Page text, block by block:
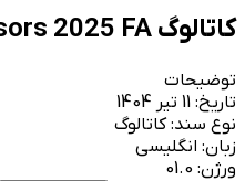
کاتالوگ HVAC sensors 2025 FA
توضیحات
تاریخ: 11 تیر 1404
نوع سند:کاتالوگ
زبان: انگلیسی
ورژن: 01.0